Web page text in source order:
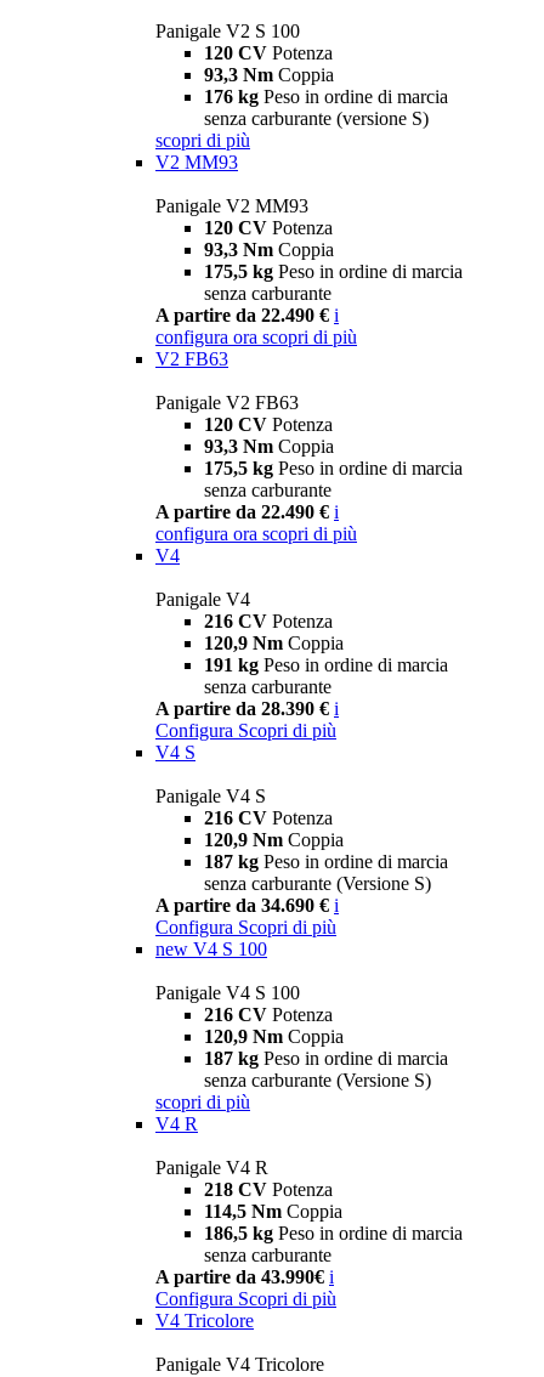
Panigale V2 S 100
120 CV Potenza
93,3 Nm Coppia
176 kg Peso in ordine di marcia
senza carburante (versione S)
scopri di più
V2 MM93
Panigale V2 MM93
120 CV Potenza
93,3 Nm Coppia
175,5 kg Peso in ordine di marcia
senza carburante
A partire da 22.490 € i
configura ora scopri di più
V2 FB63
Panigale V2 FB63
120 CV Potenza
93,3 Nm Coppia
175,5 kg Peso in ordine di marcia
senza carburante
A partire da 22.490 € i
configura ora scopri di più
V4
Panigale V4
216 CV Potenza
120,9 Nm Coppia
191 kg Peso in ordine di marcia
senza carburante
A partire da 28.390 € i
Configura Scopri di più
V4 S
Panigale V4 S
216 CV Potenza
120,9 Nm Coppia
187 kg Peso in ordine di marcia
senza carburante (Versione S)
A partire da 34.690 € i
Configura Scopri di più
new V4 S 100
Panigale V4 S 100
216 CV Potenza
120,9 Nm Coppia
187 kg Peso in ordine di marcia
senza carburante (Versione S)
scopri di più
V4 R
Panigale V4 R
218 CV Potenza
114,5 Nm Coppia
186,5 kg Peso in ordine di marcia
senza carburante
A partire da 43.990€ i
Configura Scopri di più
V4 Tricolore
Panigale V4 Tricolore